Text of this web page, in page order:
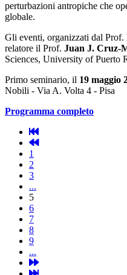
perturbazioni antropiche che
globale.
Gli eventi, organizzati dal Prof.
relatore il Prof. Juan J. Cruz-
Sciences, University of Puerto
Primo seminario, il 19 maggio
Nobili - Via A. Volta 4 - Pisa
Programma completo
1
2
3
...
5
6
7
8
9
...